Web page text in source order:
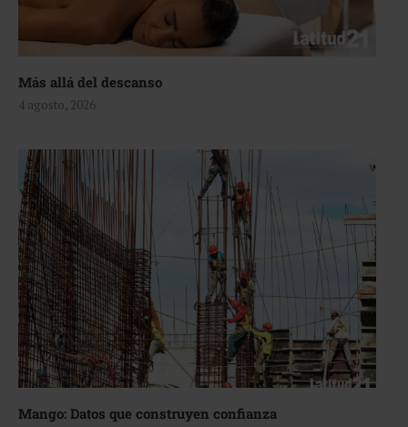
Más allá del descanso
4 agosto, 2026
Mango: Datos que construyen confianza